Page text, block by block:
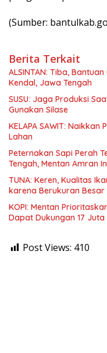
(Sumber:
Berita Terkait
ALSINTAN: Tiba,
Kendal, Jawa Tengah
SUSU: Jaga Produksi
Gunakan Silase
KELAPA SAWIT:
Lahan
Peternakan Sapi Perah
Tengah, Mentan Amran
TUNA: Keren, Kualitas
karena Berukuran
KOPI: Mentan
Dapat Dukungan 17 Juta
Post Views: 410